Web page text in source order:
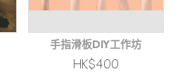
手指滑板DIY工作坊
HK$400